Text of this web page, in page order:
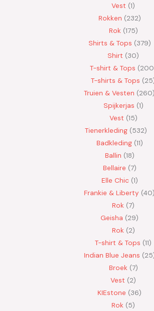
Vest 1
Rokken 232
Rok 175
Shirts & Tops 379
Shirt
30
T-shirt & Tops
200
T-shirts & Tops
25
Truien & Vesten
260
Spijkerjas 1
Vest 15
Tienerkleding 532
Badkleding 11
Ballin 18
Bellaire 7
Elle Chic 1
Frankie & Liberty 40
Rok 7
Geisha
29
Rok 2
T-shirt & Tops 11
Indian Blue Jeans 25
Broek 7
Vest
2
KIEstone
36
Rok 5